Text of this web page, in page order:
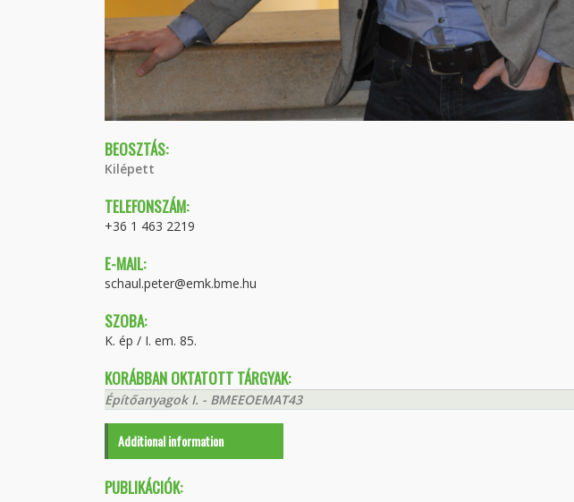
BEOSZTÁS:
Kilépett
TELEFONSZÁM:
+36 1 463 2219
E-MAIL:
schaul.peter@emk.bme.hu
SZOBA:
K. ép / I. em. 85.
KORÁBBAN OKTATOTT TÁRGYAK:
Építőanyagok I. - BMEEOEMAT43
Additional information
PUBLIKÁCIÓK: